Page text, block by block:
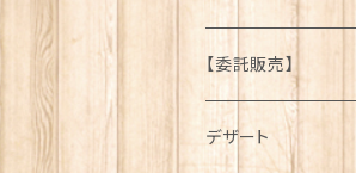
京都府
大分県
【委託販売】
デザート